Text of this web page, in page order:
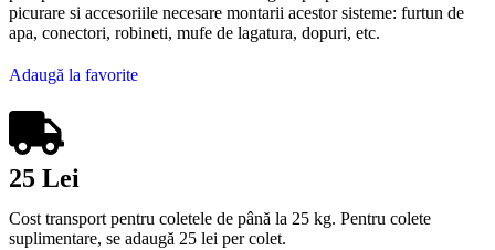
picurare si accesoriile necesare montarii acestor sisteme: furtun de
apa, conectori, robineti, mufe de lagatura, dopuri, etc.
Adaugă la favorite
25 Lei
Cost transport pentru coletele de până la 25 kg. Pentru colete
suplimentare, se adaugă 25 lei per colet.